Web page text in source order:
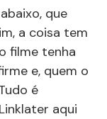
que
a coisa tem
filme tenha
e, quem o
é
aqui